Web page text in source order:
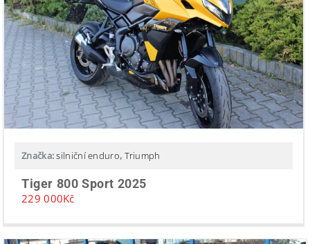
Značka:silniční enduro, Triumph
Tiger 800 Sport 2025
229 000Kč